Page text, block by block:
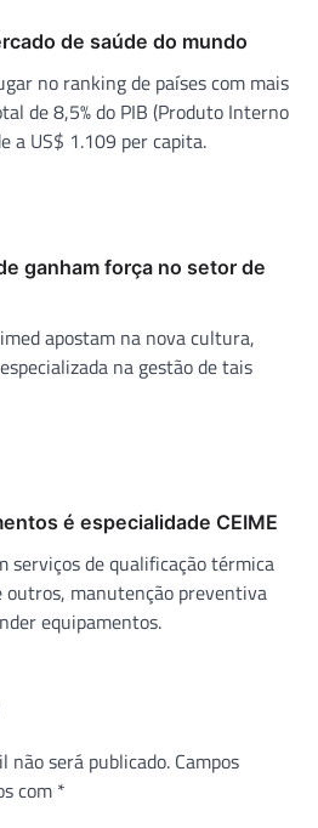
de saúde do mundo
no ranking de países com mais
de 8,5% do PIB (Produto Interno
a US$ 1.109 per capita.
ganham força no setor de
apostam na nova cultura,
na gestão de tais
é especialidade CEIME
serviços de qualificação térmica
outros, manutenção preventiva
equipamentos.
não será publicado. Campos
com *